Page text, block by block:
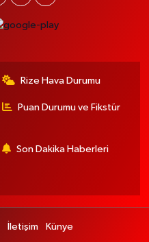
Rize Hava Durumu
Puan Durumu ve Fikstür
Son Dakika Haberleri
İletişim Künye